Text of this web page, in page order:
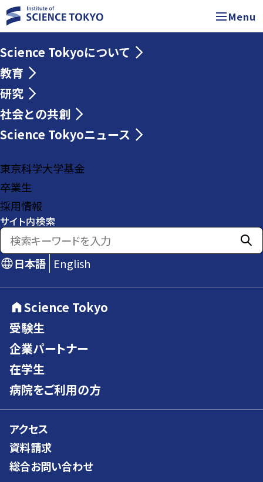
Menu
Science Tokyoについて
教育
研究
社会との共創
Science Tokyoニュース
東京科学大学基金
卒業生
採用情報
サイト内検索
日本語 English
Science Tokyo
受験生
企業パートナー
在学生
病院をご利用の方
アクセス
資料請求
総合お問い合わせ